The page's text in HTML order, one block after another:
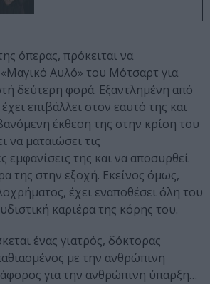
όπερας, πρόκειται να
Αυλό» του Μότσαρτ για
δεύτερη φορά. Εξαντλημένη από
επιβάλλει στον εαυτό της και
έκθεση της στην κρίση του
να ματαιώσει τις
εμφανίσεις της και να αποσυρθεί
της στην εξοχή. Εκείνος όμως,
έχει εναποθέσει όλη του
καριέρα της κόρης του.
ένας γιατρός, δόκτορας
με την ανθρώπινη
για την ανθρώπινη ύπαρξη…